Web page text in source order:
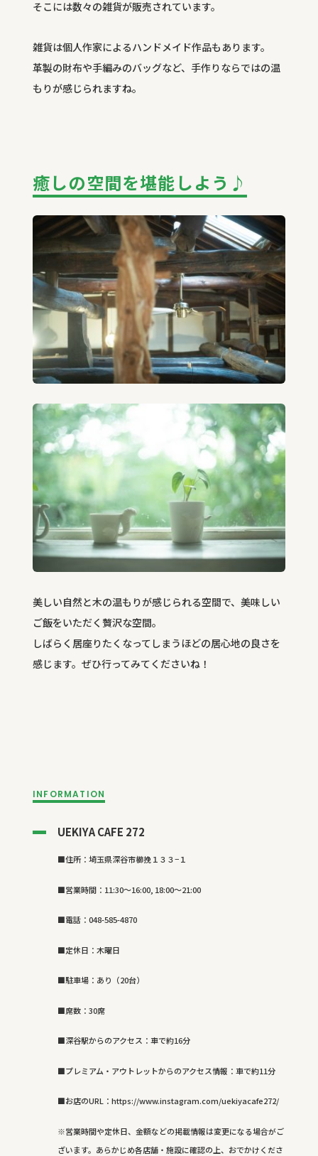
そこには数々の雑貨が販売されています。
雑貨は個人作家によるハンドメイド作品もあります。
革製の財布や手編みのバッグなど、手作りならではの温
もりが感じられますね。
癒しの空間を堪能しよう♪
美しい自然と木の温もりが感じられる空間で、美味しい
ご飯をいただく贅沢な空間。
しばらく居座りたくなってしまうほどの居心地の良さを
感じます。ぜひ行ってみてくださいね！
INFORMATION
UEKIYA CAFE 272
■住所： 埼玉県深谷市櫛挽１３３−１
■営業時間： 11:30～16:00, 18:00～21:00
■電話：048-585-4870
■定休日： 木曜日
■駐車場：あり（20台）
■席数：30席
■深谷駅からのアクセス：車で約16分
■プレミアム・アウトレットからのアクセス情報：車で約11分
■お店のURL：https://www.instagram.com/uekiyacafe272/
※営業時間や定休日、金額などの掲載情報は変更になる場合がご
ざいます。あらかじめ各店舗・施設に確認の上、おでかけくださ